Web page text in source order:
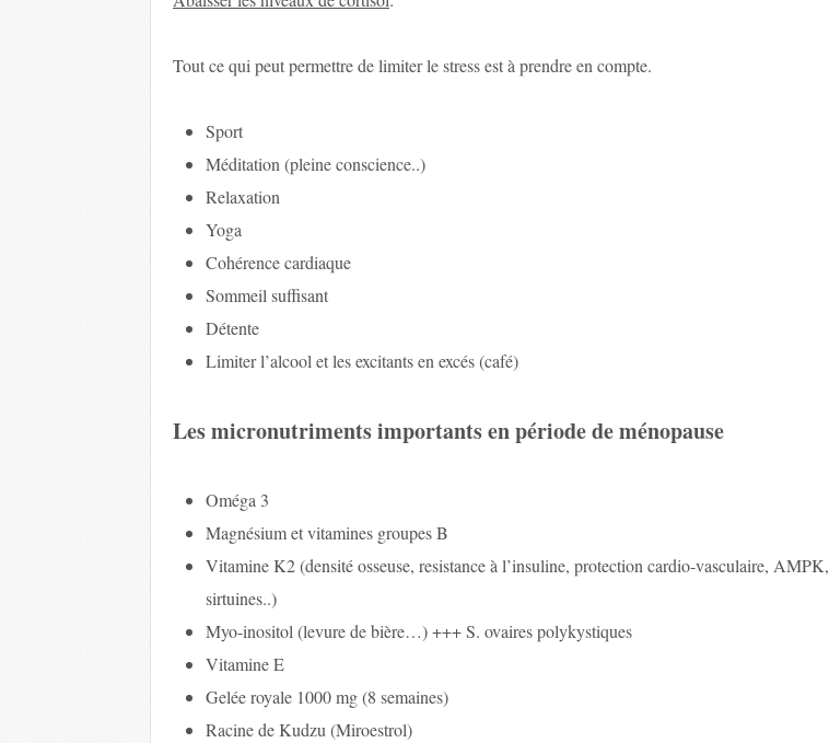
Tout ce qui peut permettre de limiter le stress est à prendre en compte.
Sport
Méditation (pleine conscience..)
Relaxation
Yoga
Cohérence cardiaque
Sommeil suffisant
Détente
Limiter l’alcool et les excitants en excés (café)
Les micronutriments importants en période de ménopause
Oméga 3
Magnésium et vitamines groupes B
Vitamine K2 (densité osseuse, resistance à l’insuline, protection cardio-vasculaire, AMPK,
sirtuines..)
Myo-inositol (levure de bière…) +++ S. ovaires polykystiques
Vitamine E
Gelée royale 1000 mg (8 semaines)
Racine de Kudzu (Miroestrol)